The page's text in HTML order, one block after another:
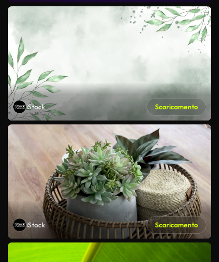
iStock Scaricamento
iStock Scaricamento